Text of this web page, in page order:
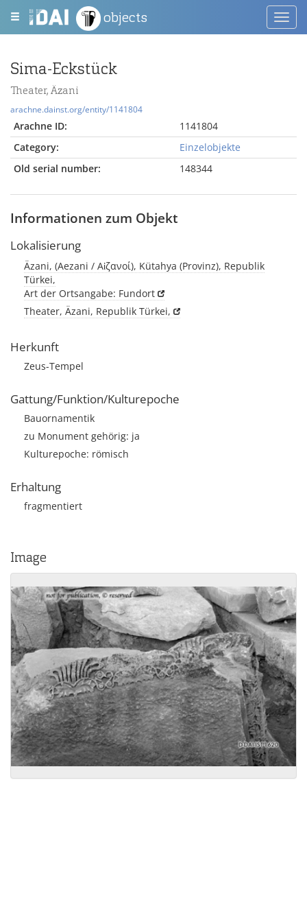
objects
Sima-Eckstück
Theater, Äzani
arachne.dainst.org/entity/1141804
Arachne ID:
1141804
Category:
Einzelobjekte
Old serial number:
148344
Informationen zum Objekt
Lokalisierung
Äzani, (Aezani / Αἰζανοί), Kütahya (Provinz), Republik
Türkei,
Art der Ortsangabe: Fundort
Theater, Äzani, Republik Türkei,
Herkunft
Zeus-Tempel
Gattung/Funktion/Kulturepoche
Bauornamentik
zu Monument gehörig: ja
Kulturepoche: römisch
Erhaltung
fragmentiert
Image